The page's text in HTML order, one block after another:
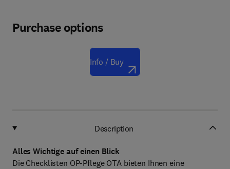
Purchase options
Info / Buy
Description
Alles Wichtige auf einen Blick
Die Checklisten OP-Pflege OTA bieten Ihnen eine